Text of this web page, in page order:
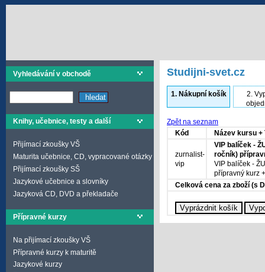
Vyhledávání v obchodě
Knihy, učebnice, testy a další
Přijímací zkoušky VŠ
Maturita učebnice, CD, vypracované otázky
Přijímací zkoušky SŠ
Jazykové učebnice a slovníky
Jazyková CD, DVD a překladače
Přípravné kurzy
Na přijímací zkoušky VŠ
Přípravné kurzy k maturitě
Jazykové kurzy
Studijni-svet.cz
1.Nákupní košík 2.
Zpět na seznam
Kód
Název kursu
zurnalist-
vip
VIP balíček -
ročník)
VIP balíček -
přípravný kurz
Celková cena za zboží (s